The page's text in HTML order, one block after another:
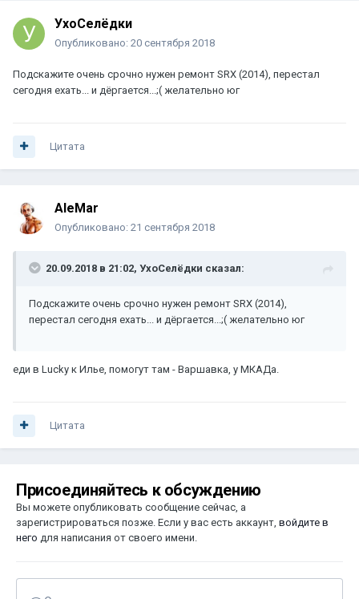
УхоСелёдки
Опубликовано: 20 сентября 2018
Подскажите очень срочно нужен ремонт SRX (2014), перестал
сегодня ехать... и дёргается...;( желательно юг
Цитата
AleMar
Опубликовано: 21 сентября 2018
20.09.2018 в 21:02, УхоСелёдки сказал:
Подскажите очень срочно нужен ремонт SRX (2014),
перестал сегодня ехать... и дёргается...;( желательно юг
еди в Lucky к Илье, помогут там - Варшавка, у МКАДа.
Цитата
Присоединяйтесь к обсуждению
Вы можете опубликовать сообщение сейчас, а
зарегистрироваться позже. Если у вас есть аккаунт, войдите в
него для написания от своего имени.